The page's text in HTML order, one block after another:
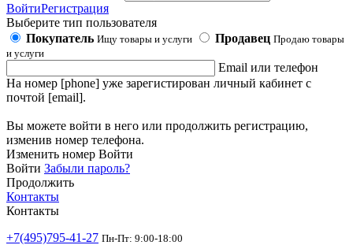
ВойтиРегистрация
Выберите тип пользователя
Покупатель Ищу товары и услуги Продавец Продаю товары
и услуги
Email или телефон
На номер [phone] уже зарегистирован личный кабинет с
почтой [email].
Вы можете войти в него или продолжить регистрацию,
изменив номер телефона.
Изменить номер Войти
Войти Забыли пароль?
Продолжить
Контакты
Контакты
+7(495)795-41-27 Пн-Пт: 9:00-18:00